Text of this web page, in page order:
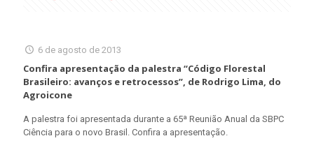
6 de agosto de 2013
Confira apresentação da palestra “Código Florestal
Brasileiro: avanços e retrocessos”, de Rodrigo Lima, do
Agroicone
A palestra foi apresentada durante a 65ª Reunião Anual da SBPC
Ciência para o novo Brasil. Confira a apresentação.